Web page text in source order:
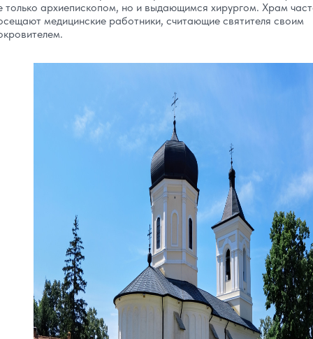
только архиепископом, но и выдающимся хирургом. Храм
медицинские работники, считающие святителя своим